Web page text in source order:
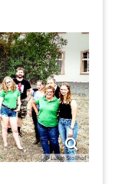
© Lukas Stollhof